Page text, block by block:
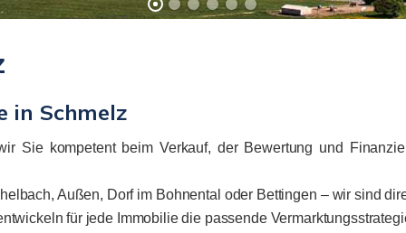
in Schmelz
Sie kompetent beim Verkauf, der Bewertung und
Außen, Dorf im Bohnental oder Bettingen – wir sind
für jede Immobilie die passende